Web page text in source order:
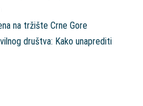
na tržište Crne Gore
društva: Kako unaprediti